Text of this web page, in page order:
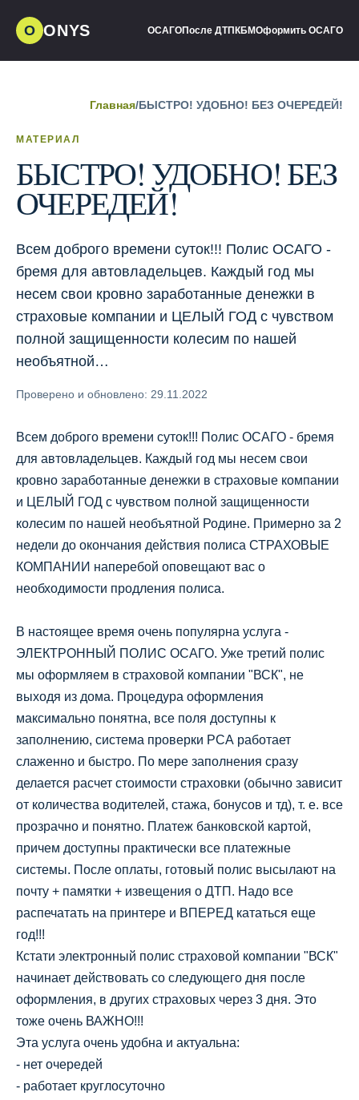
О ONYS ОСАГОПосле ДТП КБМОформить ОСАГО
Главная/ БЫСТРО! УДОБНО! БЕЗ ОЧЕРЕДЕЙ!
МАТЕРИАЛ
БЫСТРО! УДОБНО! БЕЗ
ОЧЕРЕДЕЙ!
Всем доброго времени суток!!! Полис ОСАГО -
бремя для автовладельцев. Каждый год мы
несем свои кровно заработанные денежки в
страховые компании и ЦЕЛЫЙ ГОД с чувством
полной защищенности колесим по нашей
необъятной…
Проверено и обновлено: 29.11.2022
Всем доброго времени суток!!! Полис ОСАГО - бремя
для автовладельцев. Каждый год мы несем свои
кровно заработанные денежки в страховые компании
и ЦЕЛЫЙ ГОД с чувством полной защищенности
колесим по нашей необъятной Родине. Примерно за 2
недели до окончания действия полиса СТРАХОВЫЕ
КОМПАНИИ наперебой оповещают вас о
необходимости продления полиса.
В настоящее время очень популярна услуга -
ЭЛЕКТРОННЫЙ ПОЛИС ОСАГО. Уже третий полис
мы оформляем в страховой компании "ВСК", не
выходя из дома. Процедура оформления
максимально понятна, все поля доступны к
заполнению, система проверки РСА работает
слаженно и быстро. По мере заполнения сразу
делается расчет стоимости страховки (обычно зависит
от количества водителей, стажа, бонусов и тд), т. е. все
прозрачно и понятно. Платеж банковской картой,
причем доступны практически все платежные
системы. После оплаты, готовый полис высылают на
почту + памятки + извещения о ДТП. Надо все
распечатать на принтере и ВПЕРЕД кататься еще
год!!!
Кстати электронный полис страховой компании "ВСК"
начинает действовать со следующего дня после
оформления, в других страховых через 3 дня. Это
тоже очень ВАЖНО!!!
Эта услуга очень удобна и актуальна:
- нет очередей
- работает круглосуточно